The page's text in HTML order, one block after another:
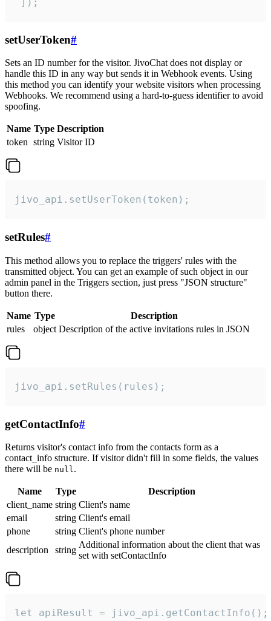
setUserToken#
Sets an ID number for the visitor. JivoChat does not display or
handle this ID in any way but sends it in Webhook events. Using
this method you can identify your website visitors when processing
Webhooks. We recommend using a hard-to-guess identifier to avoid
spoofing.
Name Type Description
token string Visitor ID
jivo_api.setUserToken(token);
setRules#
This method allows you to replace the triggers' rules with the
transmitted object. You can get an example of such object in our
admin panel in the Triggers section, just press "JSON structure"
button there.
Name Type
Description
rules
object Description of the active invitations rules in JSON
jivo_api.setRules(rules);
getContactInfo#
Returns visitor's contact info from the contacts form as a
contact_info structure. If visitor didn't fill in some fields, the values
there will be null.
Name Type
Description
client_name string Client's name
email
string Client's email
phone
string Client's phone number
description
string
Additional information about the client that was
set with setContactInfo
let apiResult = jivo_api.getContactInfo();